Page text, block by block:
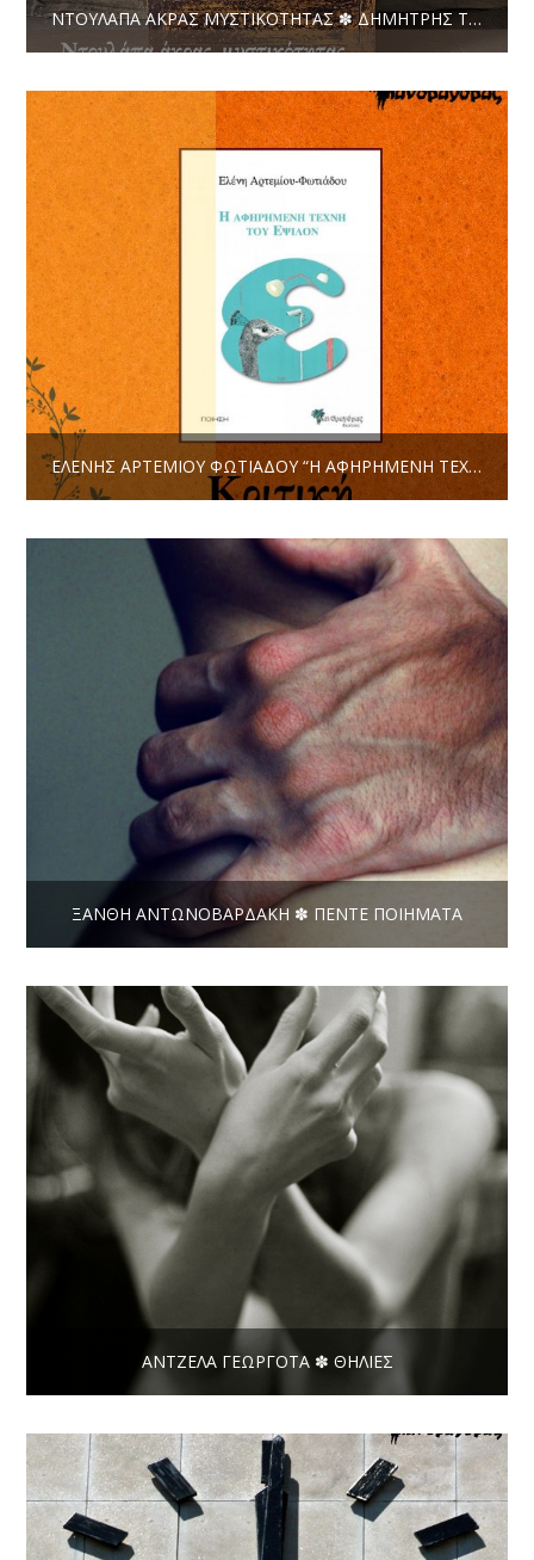
ΝΤΟΥΛΆΠΑ ΆΚΡΑΣ ΜΥΣΤΙΚΌΤΗΤΑΣ ✽ ΔΗΜΉΤΡΗΣ ΤΟΎΛΙΟΣ
ΕΛΈΝΗΣ ΑΡΤΕΜΊΟΥ ΦΩΤΙΆΔΟΥ “Η ΑΦΗΡΗΜΈΝΗ ΤΈΧΝΗ ΤΟΥ ΈΨΙΛΟΝ” ✽ ΚΡΙΤΙΚΉ
ΞΑΝΘΉ ΑΝΤΩΝΟΒΑΡΔΆΚΗ ✽ ΠΈΝΤΕ ΠΟΙΉΜΑΤΑ
ΆΝΤΖΕΛΑ ΓΕΩΡΓΟΤΆ ✽ ΘΗΛΙΈΣ